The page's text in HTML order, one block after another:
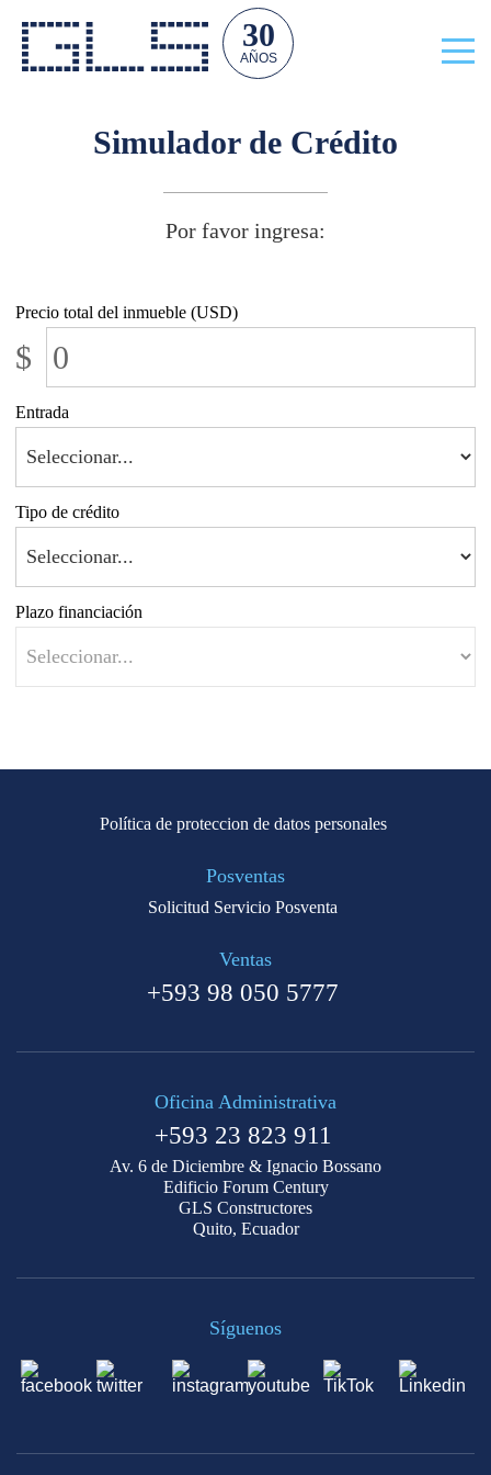
30
AÑOS
Simulador de Crédito
Por favor ingresa:
Precio total del inmueble (USD)
$
Entrada
Tipo de crédito
Plazo financiación
Política de proteccion de datos personales
Posventas
Solicitud Servicio Posventa
Ventas
+593 98 050 5777
Oficina Administrativa
+593 23 823 911
Av. 6 de Diciembre & Ignacio Bossano
Edificio Forum Century
GLS Constructores
Quito, Ecuador
Síguenos